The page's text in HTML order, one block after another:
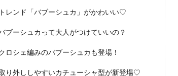
レンド「バブーシュカ」がかわいい♡
ブーシュカって大人がつけていいの？
ロシェ編みのバブーシュカも登場！
り外ししやすいカチューシャ型が新登場♡